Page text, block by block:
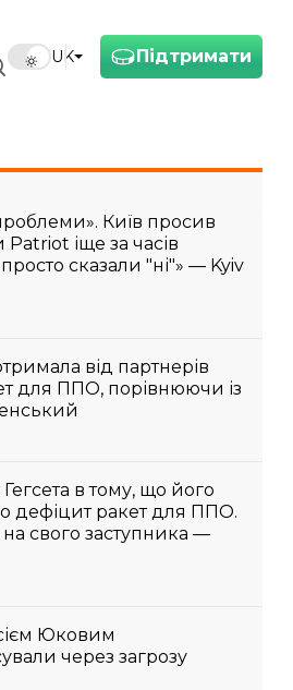
Підтримати
UK
Київ просив
Patriot іще за часів
сказали "ні"» — Kyiv
від партнерів
для ППО, порівнюючи із
в тому, що його
дефіцит ракет для ППО.
свого заступника —
Юковим
через загрозу